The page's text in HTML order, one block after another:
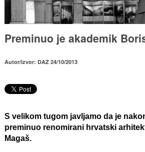
Preminuo je akademik
Autor/izvor: DAZ 24/10/2013
S velikom tugom javljamo da je
preminuo renomirani hrvatski
Magaš.